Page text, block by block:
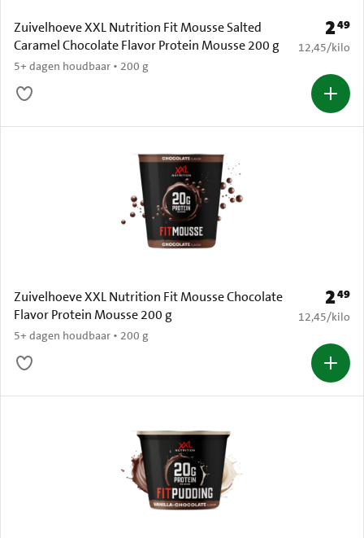
Zuivelhoeve XXL Nutrition Fit Mousse Salted
Caramel Chocolate Flavor Protein Mousse 200 g
5+ dagen houdbaar • 200 g
Prijs:
249
€ 12,45 per
12,45/kilo
Zuivelhoeve XXL Nutrition Fit Mousse Chocolate
Flavor Protein Mousse 200 g
5+ dagen houdbaar • 200 g
Prijs:
249
€ 12,45 per
12,45/kilo